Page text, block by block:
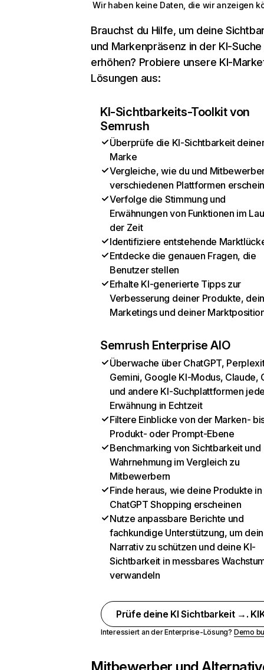
Wir haben keine Daten, die wir anzeigen
Brauchst du Hilfe, um deine
und Markenpräsenz in der KI-Suche
erhöhen? Probiere unsere KI-
Lösungen aus:
KI-Sichtbarkeits-Toolkit von
Semrush
Überprüfe die KI-Sichtbarkeit
Marke
Vergleiche, wie du und
verschiedenen Plattformen
Verfolge die Stimmung und
Erwähnungen von Funktionen im
der Zeit
Identifiziere entstehende
Entdecke die genauen Fragen, die
Benutzer stellen
Erhalte KI-generierte Tipps zur
Verbesserung deiner Produkte,
Marketings und deiner
Semrush Enterprise AIO
Überwache über ChatGPT,
Gemini, Google KI-Modus, Claude,
und andere KI-Suchplattformen
Erwähnung in Echtzeit
Filtere Einblicke von der Marken-
Produkt- oder Prompt-Ebene
Benchmarking von Sichtbarkeit und
Wahrnehmung im Vergleich zu
Mitbewerbern
Finde heraus, wie deine Produkte in
ChatGPT Shopping erscheinen
Nutze anpassbare Berichte und
fachkundige Unterstützung, um dein
Narrativ zu schützen und deine KI-
Sichtbarkeit in messbares
verwandeln
Prüfe deine KI Sichtbarkeit →.
Interessiert an der Enterprise-Lösung? Demo